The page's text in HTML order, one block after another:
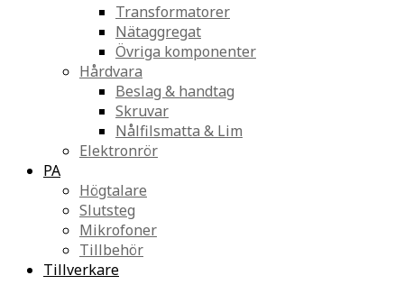
Transformatorer
Nätaggregat
Övriga komponenter
Hårdvara
Beslag & handtag
Skruvar
Nålfilsmatta & Lim
Elektronrör
PA
Högtalare
Slutsteg
Mikrofoner
Tillbehör
Tillverkare